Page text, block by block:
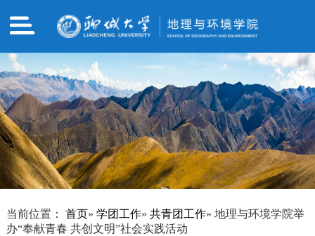
当前位置： 首页» 学团工作» 共青团工作» 地理与环境学院举
办“奉献青春 共创文明”社会实践活动